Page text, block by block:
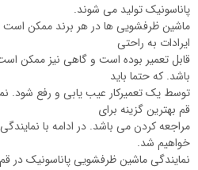
پاناسونیک تولید می شوند.
ماشین ظرفشویی ها در هر برند ممکن است
ایرادات به راحتی
قابل تعمیر بوده است و گاهی نیز ممکن
باشد. که حتما باید
توسط یک تعمیرکار عیب یابی و رفع شود.
قم بهترین گزینه برای
مراجعه کردن می باشد. در ادامه با
خواهیم شد.
نمایندگی ماشین ظرفشویی پاناسونیک در قم